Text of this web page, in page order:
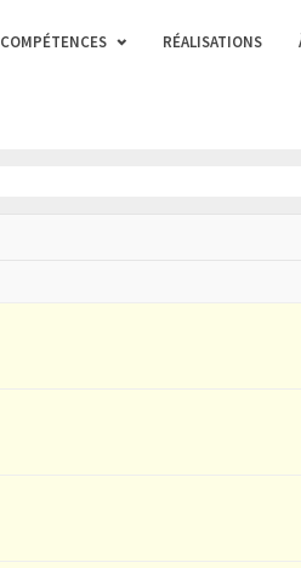
COMPÉTENCES RÉALISATIONS